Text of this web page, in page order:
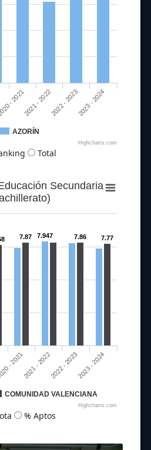
AZORÍN
- 20212021 - 20222022 - 20232023 - 2024
Highcharts.com
Total
Secundaria
7.947
7.87 7.86 7.77
COMUNIDAD VALENCIANA
- 20212021 - 20222022 - 20232023 - 2024
Highcharts.com
% Aptos